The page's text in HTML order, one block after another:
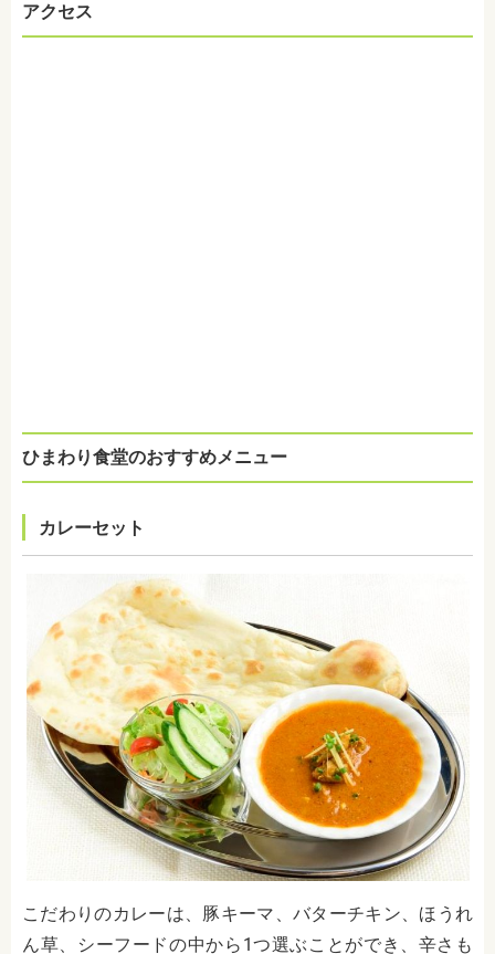
アクセス
ひまわり食堂のおすすめメニュー
カレーセット
こだわりのカレーは、豚キーマ、バターチキン、ほうれ
ん草、シーフードの中から1つ選ぶことができ、辛さも